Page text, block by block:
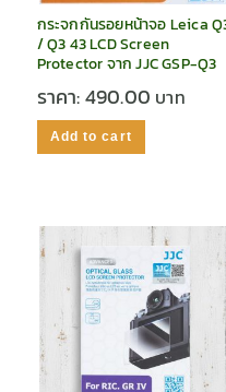
กระจกกันรอยหน้าจอ Leica
/ Q3 43 LCD Screen
Protector จาก JJC GSP-Q3
ราคา:490.00
Add to cart